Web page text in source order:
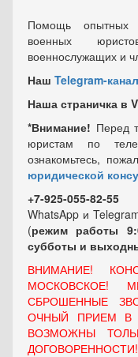
Помощь опытных
военных
военнослужащих и
Наш Telegram-канал
Наша страничка в
*Внимание! Перед
юристам по
ознакомьтесь,
юридической
+7-925-055-82-55
WhatsApp и
(режим работы
субботы и
ВНИМАНИЕ!
МОСКОВСКОЕ!
СБРОШЕННЫЕ
ОЧНЫЙ ПРИЕМ В
ВОЗМОЖНЫ
ДОГОВОРЕННОСТИ!